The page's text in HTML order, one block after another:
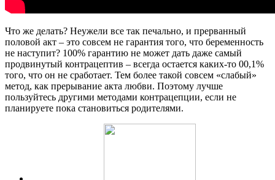
Что же делать? Неужели все так печально, и прерванный
половой акт – это совсем не гарантия того, что беременность
не наступит? 100% гарантию не может дать даже самый
продвинутый контрацептив – всегда остается каких-то 00,1%
того, что он не сработает. Тем более такой совсем «слабый»
метод, как прерывание акта любви. Поэтому лучше
пользуйтесь другими методами контрацепции, если не
планируете пока становиться родителями.